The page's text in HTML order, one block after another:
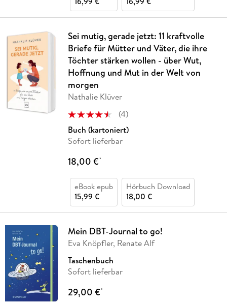
Sei mutig, gerade jetzt: 11 kraftvolle
Briefe für Mütter und Väter, die ihre
Töchter stärken wollen - über Wut,
Hoffnung und Mut in der Welt von
morgen
Nathalie Klüver
(4)
Buch (kartoniert)
Sofort lieferbar
18,00 €*
eBook epub
15,99 €
Hörbuch Download
18,00 €
Mein DBT-Journal to go!
Eva Knöpfler, Renate Alf
Taschenbuch
Sofort lieferbar
29,00 €*